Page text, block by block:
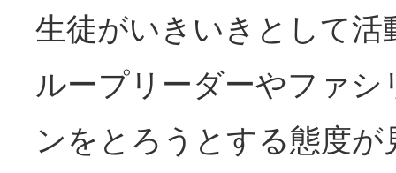
生徒がいきいきとして
ループリーダーやファ
ンをとろうとする態度